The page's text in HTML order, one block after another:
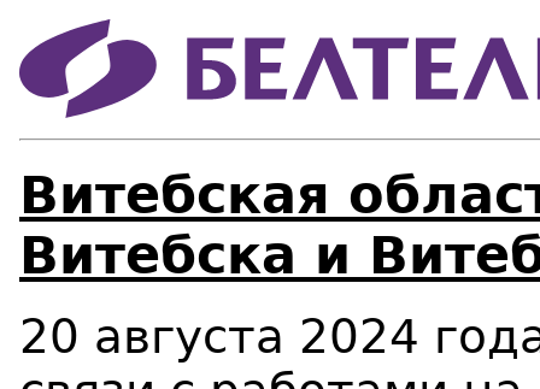
Витебская
Витебска и
20 августа 2024